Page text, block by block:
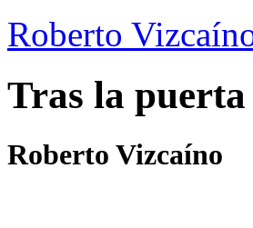
Roberto
Tras la
Roberto Vizcaíno